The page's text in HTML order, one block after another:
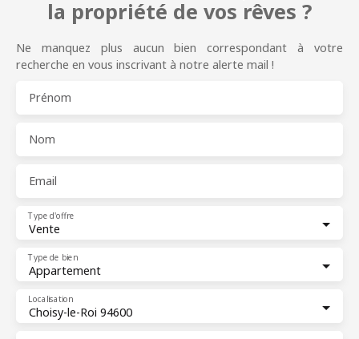
la propriété de vos rêves ?
Ne manquez plus aucun bien correspondant à votre
recherche en vous inscrivant à notre alerte mail !
Prénom
Nom
Email
Vente
Type d'offre
Appartement
Type de bien
Choisy-le-Roi 94600
Localisation